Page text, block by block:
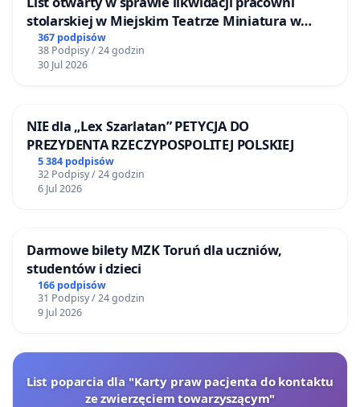
stolarskiej w Miejskim Teatrze Miniatura w
Gdańsku
367 podpisów
38 Podpisy / 24 godzin
30 Jul 2026
NIE dla „Lex Szarlatan” PETYCJA DO
PREZYDENTA RZECZYPOSPOLITEJ POLSKIEJ
5 384 podpisów
32 Podpisy / 24 godzin
6 Jul 2026
Darmowe bilety MZK Toruń dla uczniów,
studentów i dzieci
166 podpisów
31 Podpisy / 24 godzin
9 Jul 2026
List poparcia dla "Karty praw pacjenta do kontaktu
ze zwierzęciem towarzyszącym"